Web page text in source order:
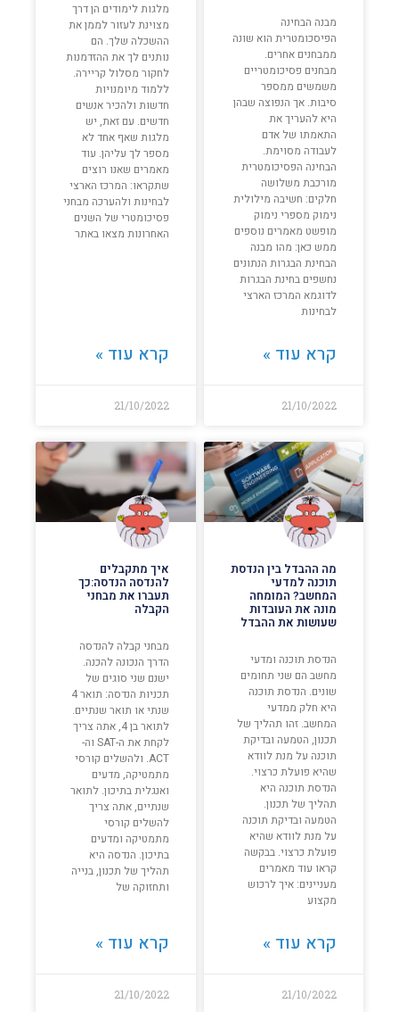
מבנה הבחינה
הפיסכומטרית הוא שונה
ממבחנים אחרים.
מבחנים פסיכומטריים
משמשים ממספר
סיבות. אך הנפוצה שבהן
היא להעריך את
התאמתו של אדם
לעבודה מסוימת.
הבחינה הפסיכומטרית
מורכבת משלושה
חלקים: חשיבה מילולית
נימוק מספרי נימוק
מופשט מאמרים נוספים
ממש כאן: מהו מבנה
הבחינת הבגרות הנתונים
נחשפים בחינת הבגרות
לדוגמא המרכז הארצי
לבחינות
קרא עוד »
21/10/2022
מלגות לימודים הן דרך
מצוינת לעזור לממן את
ההשכלה שלך. הם
נותנים לך את ההזדמנות
לחקור מסלול קריירה.
ללמוד מיומנויות
חדשות ולהכיר אנשים
חדשים. עם זאת, יש
מלגות שאף אחד לא
מספר לך עליהן. עוד
מאמרים שאנו רוצים
שתקראו: המרכז הארצי
לבחינות ולהערכה מבחני
פסיכומטרי של השנים
האחרונות מצאו באתר
קרא עוד »
21/10/2022
מה ההבדל בין הנדסת
תוכנה למדעי
המחשב? המומחה
מונה את העובדות
שעושות את ההבדל
הנדסת תוכנה ומדעי
מחשב הם שני תחומים
שונים. הנדסת תוכנה
היא חלק ממדעי
המחשב. זהו תהליך של
תכנון, הטמעה ובדיקת
תוכנה על מנת לוודא
שהיא פועלת כרצוי.
הנדסת תוכנה היא
תהליך של תכנון.
הטמעה ובדיקת תוכנה
על מנת לוודא שהיא
פועלת כרצוי. בבקשה
קראו עוד מאמרים
מעניינים: איך לרכוש
מקצוע
קרא עוד »
21/10/2022
איך מתקבלים
להנדסה הנדסה:כך
תעברו את מבחני
הקבלה
מבחני קבלה להנדסה
הדרך הנכונה להכנה.
ישנם שני סוגים של
תכניות הנדסה: תואר 4
שנתי או תואר שנתיים.
לתואר בן 4, אתה צריך
לקחת את ה-SAT וה-
ACT. ולהשלים קורסי
מתמטיקה, מדעים
ואנגלית בתיכון. לתואר
שנתיים, אתה צריך
להשלים קורסי
מתמטיקה ומדעים
בתיכון. הנדסה היא
תהליך של תכנון, בנייה
ותחזוקה של
קרא עוד »
21/10/2022